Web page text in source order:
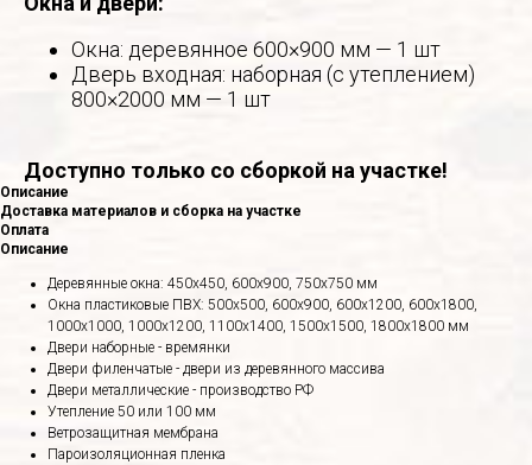
Окна: деревянное 600×900 мм — 1 шт
Дверь входная: наборная (с утеплением)
800×2000 мм — 1 шт
Доступно только со сборкой на участке!
Описание
Доставка материалов и сборка на участке
Оплата
Описание
Деревянные окна: 450х450, 600х900, 750х750 мм
Окна пластиковые ПВХ: 500х500, 600х900, 600х1200, 600х1800,
1000х1000, 1000х1200, 1100х1400, 1500х1500, 1800х1800 мм
Двери наборные - времянки
Двери филенчатые - двери из деревянного массива
Двери металлические - производство РФ
Утепление 50 или 100 мм
Ветрозащитная мембрана
Пароизоляционная пленка